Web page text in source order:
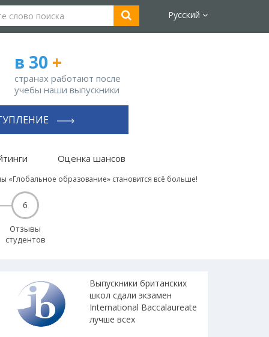
Русский
в 30 +
странах работают после
учебы наши выпускники
Оценка шансов
образование» становится всё больше!
6
Отзывы
студентов
Выпускники британских
школ сдали экзамен
International Baccalaureate
лучше всех